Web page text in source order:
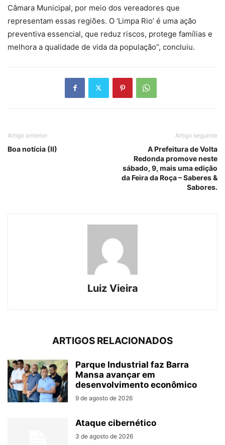
Câmara Municipal, por meio dos vereadores que
representam essas regiões. O ‘Limpa Rio’ é uma ação
preventiva essencial, que reduz riscos, protege famílias e
melhora a qualidade de vida da população”, concluiu.
Artigo anterior
Boa notícia (II)
Artigo seguinte
A Prefeitura de Volta
Redonda promove neste
sábado, 9, mais uma edição
da Feira da Roça – Saberes &
Sabores.
Luiz Vieira
ARTIGOS RELACIONADOS
Parque Industrial faz Barra
Mansa avançar em
desenvolvimento econômico
9 de agosto de 2026
Ataque cibernético
3 de agosto de 2026